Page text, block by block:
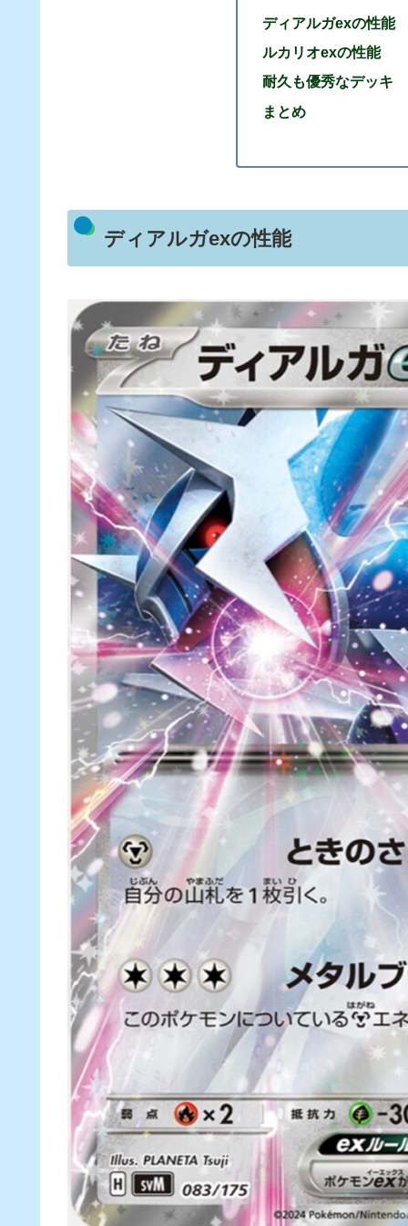
ディアルガexの性能
ルカリオexの性能
耐久も優秀なデッキ
まとめ
ディアルガexの性能